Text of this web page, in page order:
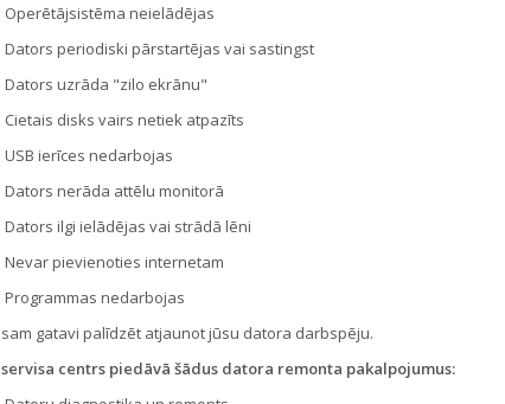
Operētājsistēma neielādējas
Dators periodiski pārstartējas vai sastingst
Dators uzrāda "zilo ekrānu"
Cietais disks vairs netiek atpazīts
USB ierīces nedarbojas
Dators nerāda attēlu monitorā
Dators ilgi ielādējas vai strādā lēni
Nevar pievienoties internetam
Programmas nedarbojas
gatavi palīdzēt atjaunot jūsu datora darbspēju.
servisa centrs piedāvā šādus datora remonta pakalpojumus: